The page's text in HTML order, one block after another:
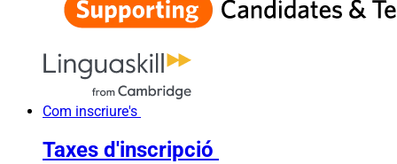
Com inscriure's
Taxes d'inscripció